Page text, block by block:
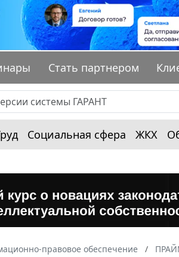
Стать партнером
Социальная сфера ЖКХ
правовое обеспечение